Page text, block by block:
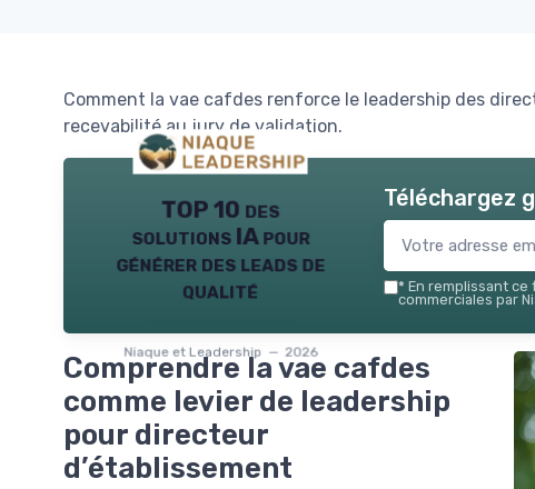
Comment la vae cafdes renforce le leadership des
recevabilité au jury de validation.
TOP 10 des
solutions IA pour
générer des leads de
qualité
Niaque et Leadership — 2026
Téléchargez
* En remplissant ce
commerciales par
Comprendre la vae cafdes
comme levier de leadership
pour directeur
d’établissement